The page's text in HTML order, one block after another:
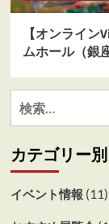
【オンライ
ムホール（銀
検
索:
カテゴリー別
イベント情報 (11)